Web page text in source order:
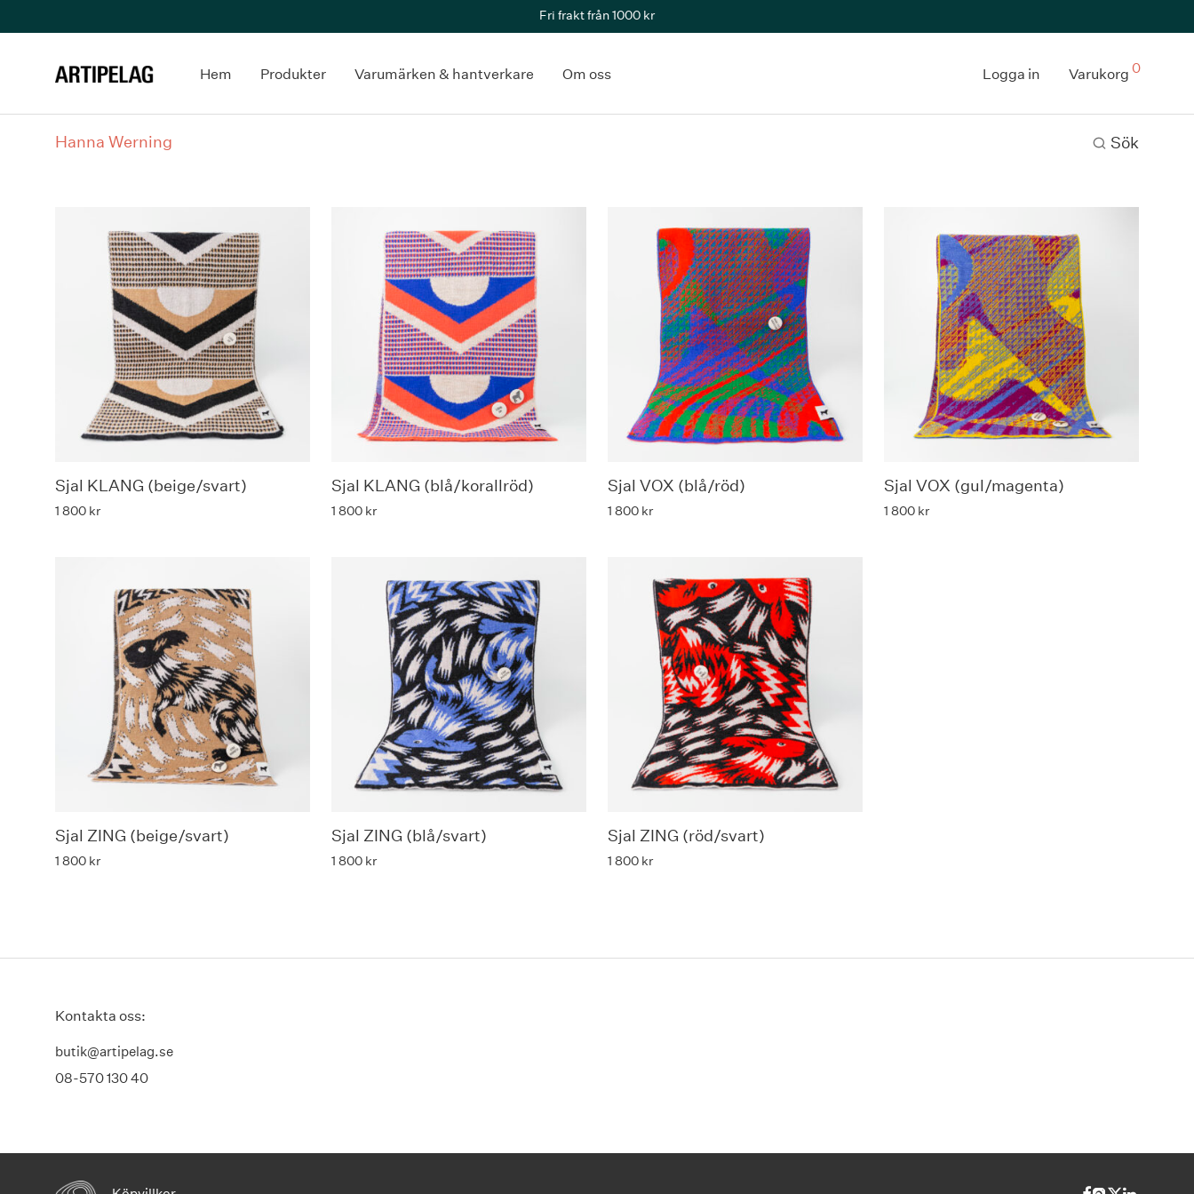
Fri frakt från 1000 kr
Hem Produkter Varumärken & hantverkare Om oss Logga in Varukorg 0
Sök
Hanna Werning
Sjal KLANG (beige/svart)
1 800 kr
Sjal KLANG (blå/korallröd)
1 800 kr
Sjal VOX (blå/röd)
1 800 kr
Sjal VOX (gul/magenta)
1 800 kr
Sjal ZING (beige/svart)
1 800 kr
Sjal ZING (blå/svart)
1 800 kr
Sjal ZING (röd/svart)
1 800 kr
Kontakta oss:
butik@artipelag.se
08-570 130 40